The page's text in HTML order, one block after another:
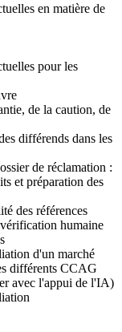
en matière de
pour les
de la caution, de
différends dans les
de réclamation :
et préparation des
des références
humaine
d'un marché
différents CCAG
avec l'appui de l'IA)